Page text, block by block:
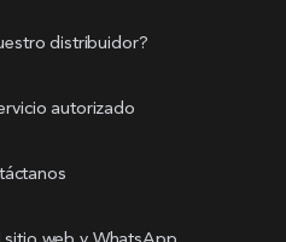
distribuidor?
autorizado